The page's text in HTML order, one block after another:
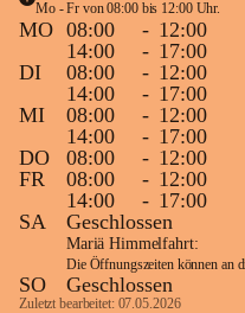
Mo - Fr von 08:00 bis 12:00 Uhr.
MO 08:00 - 12:00
14:00
- 17:00
DI
08:00 - 12:00
14:00
- 17:00
MI
08:00 - 12:00
14:00
- 17:00
DO
08:00 - 12:00
FR
08:00 - 12:00
14:00
- 17:00
SA
Geschlossen
Mariä Himmelfahrt:
Die Öffnungszeiten können an
SO Geschlossen
Zuletzt bearbeitet: 07.05.2026